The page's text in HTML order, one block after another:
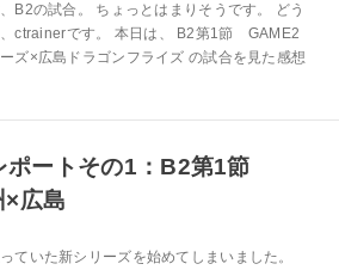
B2の試合。 ちょっとはまりそうです。 どう
、ctrainerです。 本日は、 B2第1節 GAME2
ズ×広島ドラゴンフライズ の試合を見た感想
ポートその1：B2第1節
広島
ていた新シリーズを始めてしまいました。